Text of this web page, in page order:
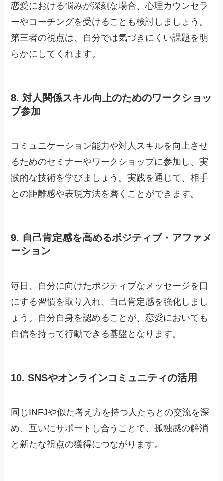
恋愛における悩みが深刻な場合、心理カウンセラ
ーやコーチングを受けることも検討しましょう。
第三者の視点は、自分では気づきにくい課題を明
らかにしてくれます。
8. 対人関係スキル向上のためのワークショッ
プ参加
コミュニケーション能力や対人スキルを向上させ
るためのセミナーやワークショップに参加し、実
践的な技術を学びましょう。実践を通じて、相手
との距離感や表現方法を磨くことができます。
9. 自己肯定感を高めるポジティブ・アファメ
ーション
毎日、自分に向けたポジティブなメッセージを口
にする習慣を取り入れ、自己肯定感を強化しまし
ょう。自分自身を認めることが、恋愛においても
自信を持って行動できる基盤となります。
10. SNSやオンラインコミュニティの活用
同じINFJや似た考え方を持つ人たちとの交流を深
め、互いにサポートし合うことで、孤独感の解消
と新たな視点の獲得につながります。